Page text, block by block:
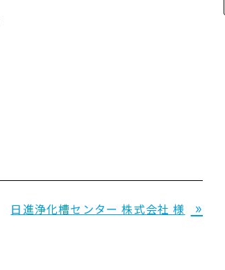
日進浄化槽センター 株式会社 様 »